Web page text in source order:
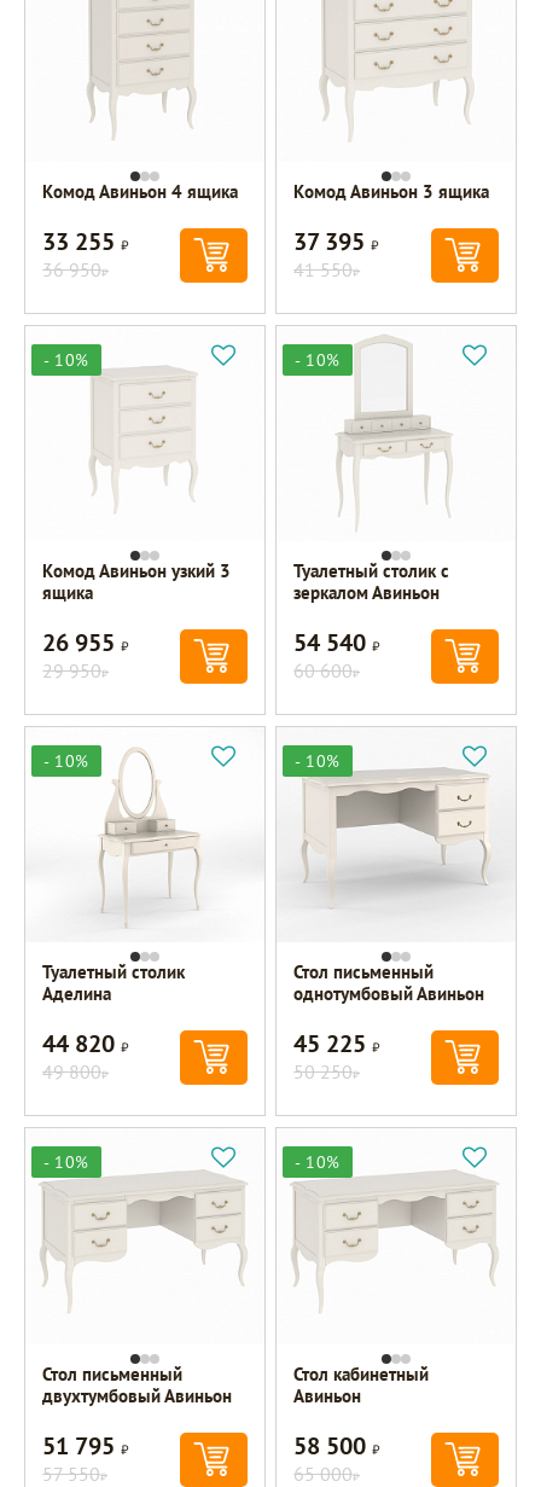
Комод Авиньон 4 ящика
33 255Р
36 950Р
Комод Авиньон 3 ящика
37 395Р
41 550Р
- 10%
Комод Авиньон узкий 3
ящика
26 955Р
29 950Р
- 10%
Туалетный столик с
зеркалом Авиньон
54 540Р
60 600Р
- 10%
Туалетный столик
Аделина
44 820Р
49 800Р
- 10%
Стол письменный
однотумбовый Авиньон
45 225Р
50 250Р
- 10%
Стол письменный
двухтумбовый Авиньон
51 795Р
57 550Р
- 10%
Стол кабинетный
Авиньон
58 500Р
65 000Р